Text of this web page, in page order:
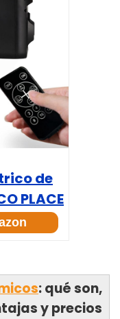
de
PLACE
: qué son,
y precios